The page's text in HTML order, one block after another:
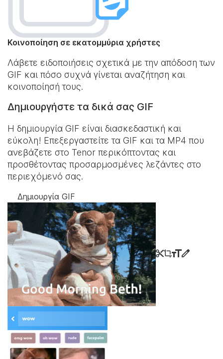
Κοινοποίηση σε εκατομμύρια χρήστες
Λάβετε ειδοποιήσεις σχετικά με την απόδοση των
GIF και πόσο συχνά γίνεται αναζήτηση και
κοινοποίησή τους.
Δημιουργήστε τα δικά σας GIF
Η δημιουργία GIF είναι διασκεδαστική και
εύκολη! Επεξεργαστείτε τα GIF και τα MP4 που
ανεβάζετε στο Tenor περικόπτοντας και
προσθέτοντας προσαρμοσμένες λεζάντες στο
περιεχόμενό σας.
Δημιουργία GIF